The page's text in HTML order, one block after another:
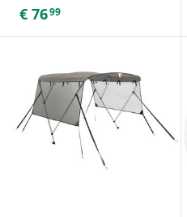
€ 7699